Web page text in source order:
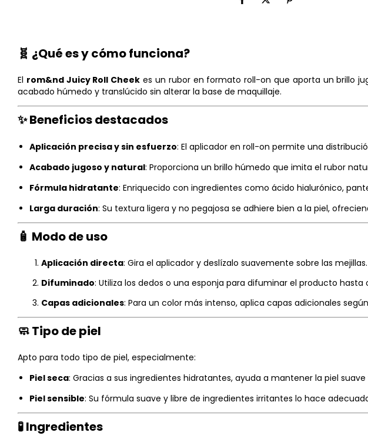
🧬 ¿Qué es y cómo funciona?
El rom&nd Juicy Roll Cheek es un rubor en formato roll-on que aporta un brillo
acabado húmedo y translúcido sin alterar la base de maquillaje.
✨ Beneficios destacados
Aplicación precisa y sin esfuerzo: El aplicador en roll-on permite una
Acabado jugoso y natural: Proporciona un brillo húmedo que imita el rubor
Fórmula hidratante: Enriquecido con ingredientes como ácido hialurónico,
Larga duración: Su textura ligera y no pegajosa se adhiere bien a la piel,
🧴 Modo de uso
Aplicación directa: Gira el aplicador y deslízalo suavemente sobre las mejillas.
Difuminado: Utiliza los dedos o una esponja para difuminar el producto
Capas adicionales: Para un color más intenso, aplica capas adicionales
🧼 Tipo de piel
Apto para todo tipo de piel, especialmente:
Piel seca: Gracias a sus ingredientes hidratantes, ayuda a mantener la piel suave
Piel sensible: Su fórmula suave y libre de ingredientes irritantes lo hace
🧪 Ingredientes